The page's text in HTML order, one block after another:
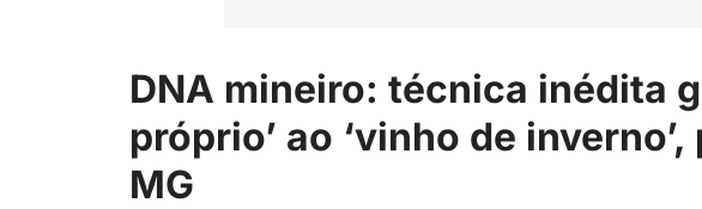
DNA mineiro: técnica inédita
próprio’ ao ‘vinho de
MG